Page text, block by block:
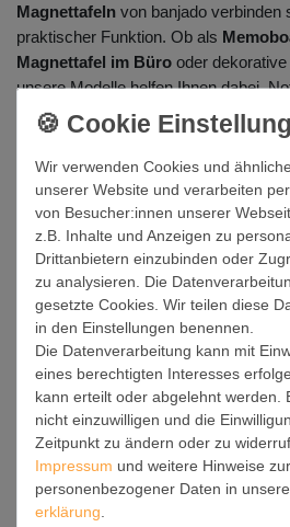
Magnettafeln von banjado verbinden
praktischer Funktion. Ob als
Magnettafel im Büro oder dekorative
unsere Modelle helfen Ihnen dabei,
Erinnerungen übersichtlich zu
Wände aufzuwerten.
Entdecken Sie hochwertige
Formen und Designs
- von modern
kreativ und individuell. Mit über 2.800
personalisierbaren Varianten und
deutscher Manufaktur finden Sie bei
Magnettafel, die zu Ihrem Zuhause
Magnettafeln für
Flur
Eine Magnettafel ist die ideale
gestalten möchten. In der Küche
Memoboardfür Einkaufslisten,
Büro unterstützt sie Sie bei Ideen,
Flur wird sie zur dekorativen
Wir verwenden Cookies und
unserer Website und verarbeiten
von Besucher:innen unserer
z.B. Inhalte und Anzeigen zu
Drittanbietern einzubinden oder
zu analysieren. Die
gesetzte Cookies. Wir teilen diese
in den Einstellungen benennen.
Die Datenverarbeitung kann mit
eines berechtigten Interesses
kann erteilt oder abgelehnt werden.
nicht einzuwilligen und die
Zeitpunkt zu ändern oder zu
Impressum und weitere Hinweise
personenbezogener Daten in
erklärung